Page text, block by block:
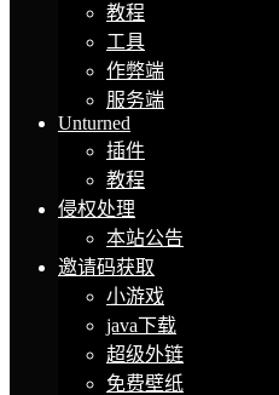
教程
工具
作弊端
服务端
Unturned
插件
教程
侵权处理
本站公告
邀请码获取
小游戏
java下载
超级外链
免费壁纸